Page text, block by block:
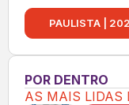
PAULISTA |
POR DENTRO
AS MAIS LIDAS